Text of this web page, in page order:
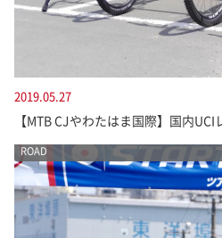
2019.05.27
【MTB CJやわたはま国際】国内
ROAD